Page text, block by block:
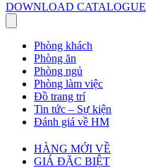
DOWNLOAD CATALOGUE
Phòng khách
Phòng ăn
Phòng ngủ
Phòng làm việc
Đồ trang trí
Tin tức – Sự kiện
Đánh giá về HM
HÀNG MỚI VỀ
GIÁ ĐẶC BIỆT